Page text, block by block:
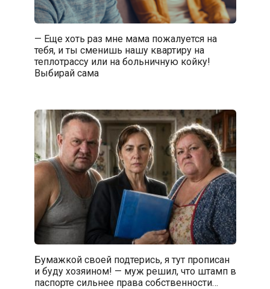
— Еще хоть раз мне мама пожалуется на
тебя, и ты сменишь нашу квартиру на
теплотрассу или на больничную койку!
Выбирай сама
Бумажкой своей подтерись, я тут прописан
и буду хозяином! — муж решил, что штамп в
паспорте сильнее права собственности…